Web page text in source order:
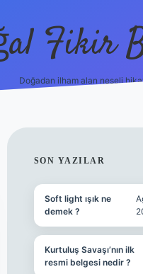
Fikir
Doğadan ilham alan neşeli
SIDEBAR
SON YAZILAR
Soft light ışık ne
demek ?
Kurtuluş Savaşı’nın ilk
resmi belgesi nedir ?